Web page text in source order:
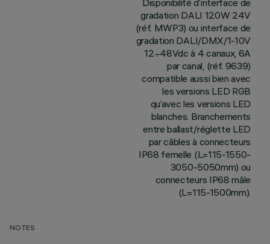
Disponibilité d’interface de
gradation DALI 120W 24V
(réf. MWP3) ou interface de
gradation DALI/DMX/1-10V
12÷48Vdc à 4 canaux, 6A
par canal, (réf. 9639)
compatible aussi bien avec
les versions LED RGB
qu’avec les versions LED
blanches. Branchements
entre ballast/réglette LED
par câbles à connecteurs
IP68 femelle (L=115-1550-
3050-5050mm) ou
connecteurs IP68 mâle
(L=115-1500mm).
NOTES